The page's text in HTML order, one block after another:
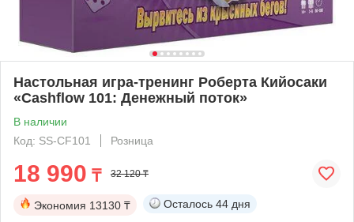
Настольная игра-тренинг Роберта Кийосаки
«Cashflow 101: Денежный поток»
В наличии
Код: SS-СF101
Розница
18 990 ₸ 32 120 ₸
Экономия 13130 ₸ Осталось 44 дня